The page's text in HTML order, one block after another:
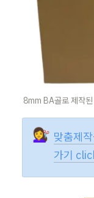
8mm BA골로 제작
💇‍♀️ 맞춤제
가기